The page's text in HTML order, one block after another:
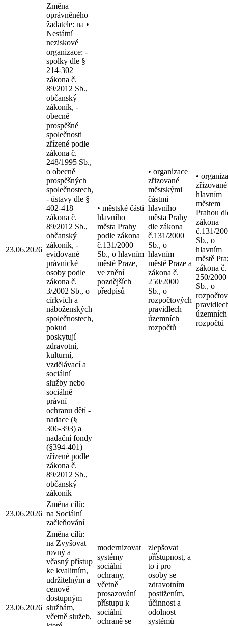
23.06.2026
Změna
oprávněného
žadatele: na •
Nestátní
neziskové
organizace: -
spolky dle §
214-302
zákona č.
89/2012 Sb.,
občanský
zákoník, -
obecně
prospěšné
společnosti
zřízené podle
zákona č.
248/1995 Sb.,
o obecně
prospěšných
společnostech,
- ústavy dle §
402-418
zákona č.
89/2012 Sb.,
občanský
zákoník, -
evidované
právnické
osoby podle
zákona č.
3/2002 Sb., o
církvích a
náboženských
společnostech,
pokud
poskytují
zdravotní,
kulturní,
vzdělávací a
sociální
služby nebo
sociálně
právní
ochranu dětí -
nadace (§
306-393) a
nadační fondy
(§394-401)
zřízené podle
zákona č.
89/2012 Sb.,
občanský
zákoník
• městské části
hlavního
města Prahy
podle zákona
č.131/2000
Sb., o hlavním
městě Praze,
ve znění
pozdějších
předpisů
• organizace
zřizované
městskými
částmi
hlavního
města Prahy
dle zákona
č.131/2000
Sb., o
hlavním
městě Praze a
zákona č.
250/2000
Sb., o
rozpočtových
pravidlech
územních
rozpočtů
•
zřizované
hlavním
městem
Prahou
zákona
č.131/
Sb., o
hlavním
městě
zákona č.
250/2000
Sb., o
územních
rozpočtů
23.06.2026
Změna cílů:
na Sociální
začleňování
23.06.2026
Změna cílů:
na Zvyšovat
rovný a
včasný přístup
ke kvalitním,
udržitelným a
cenově
dostupným
službám,
včetně služeb,
modernizovat
systémy
sociální
ochrany,
včetně
prosazování
přístupu k
sociální
ochraně se
zlepšovat
přístupnost, a
to i pro
osoby se
zdravotním
postižením,
účinnost a
odolnost
systémů